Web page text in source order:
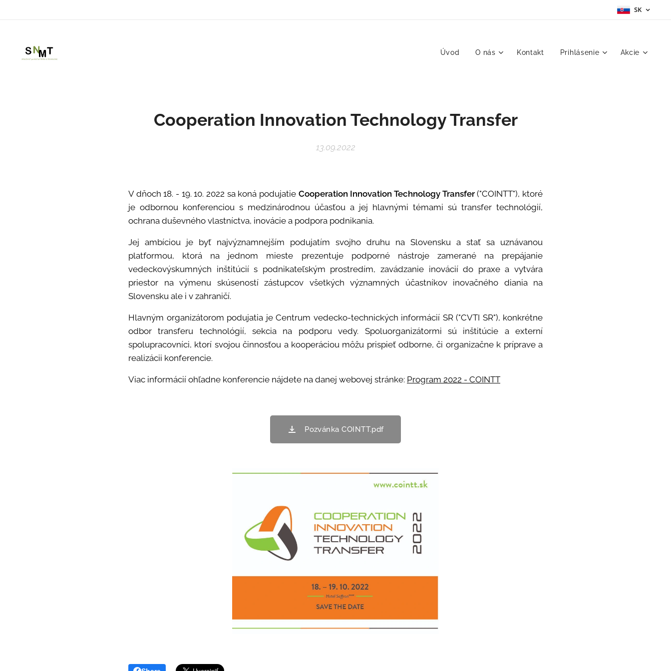
SK
Úvod O nás Kontakt Prihlásenie Akcie
Cooperation Innovation Technology Transfer
13.09.2022
V dňoch 18. - 19. 10. 2022 sa koná podujatie Cooperation Innovation Technology Transfer("COINTT"), ktoré
je odbornou konferenciou s medzinárodnou účasťou a jej hlavnými témami sú transfer technológií,
ochrana duševného vlastníctva, inovácie a podpora podnikania.
Jej ambíciou je byť najvýznamnejším podujatím svojho druhu na Slovensku a stať sa uznávanou
platformou, ktorá na jednom mieste prezentuje podporné nástroje zamerané na prepájanie
vedeckovýskumných inštitúcií s podnikateľským prostredím, zavádzanie inovácií do praxe a vytvára
priestor na výmenu skúseností zástupcov všetkých významných účastníkov inovačného diania na
Slovensku ale i v zahraničí.
Hlavným organizátorom podujatia je Centrum vedecko-technických informácií SR ("CVTI SR"), konkrétne
odbor transferu technológií, sekcia na podporu vedy. Spoluorganizátormi sú inštitúcie a externí
spolupracovníci, ktorí svojou činnosťou a kooperáciou môžu prispieť odborne, či organizačne k príprave a
realizácii konferencie.
Viac informácií ohľadne konferencie nájdete na danej webovej stránke: Program 2022 - COINTT
Pozvánka COINTT.pdf